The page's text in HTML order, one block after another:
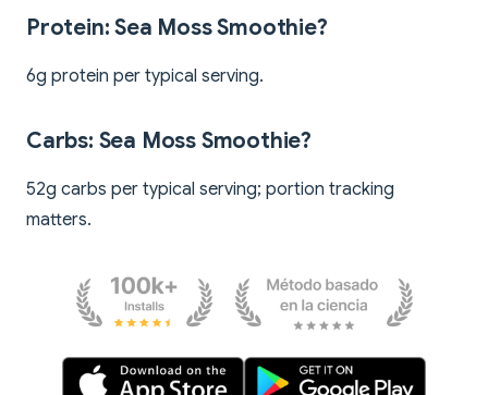
Protein: Sea Moss Smoothie?
6g protein per typical serving.
Carbs: Sea Moss Smoothie?
52g carbs per typical serving; portion tracking
matters.